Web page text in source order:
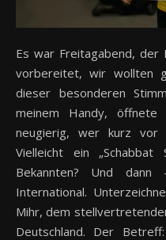
Es war Freitagabend, der Beginn des Schabbat. Alles war
vorbereitet, wir wollten
dieser besonderen
meinem Handy, öffnete
neugierig, wer kurz vor
Vielleicht ein „Schabbat
Bekannten? Und
International.
Mihr, dem
Deutschland. Der